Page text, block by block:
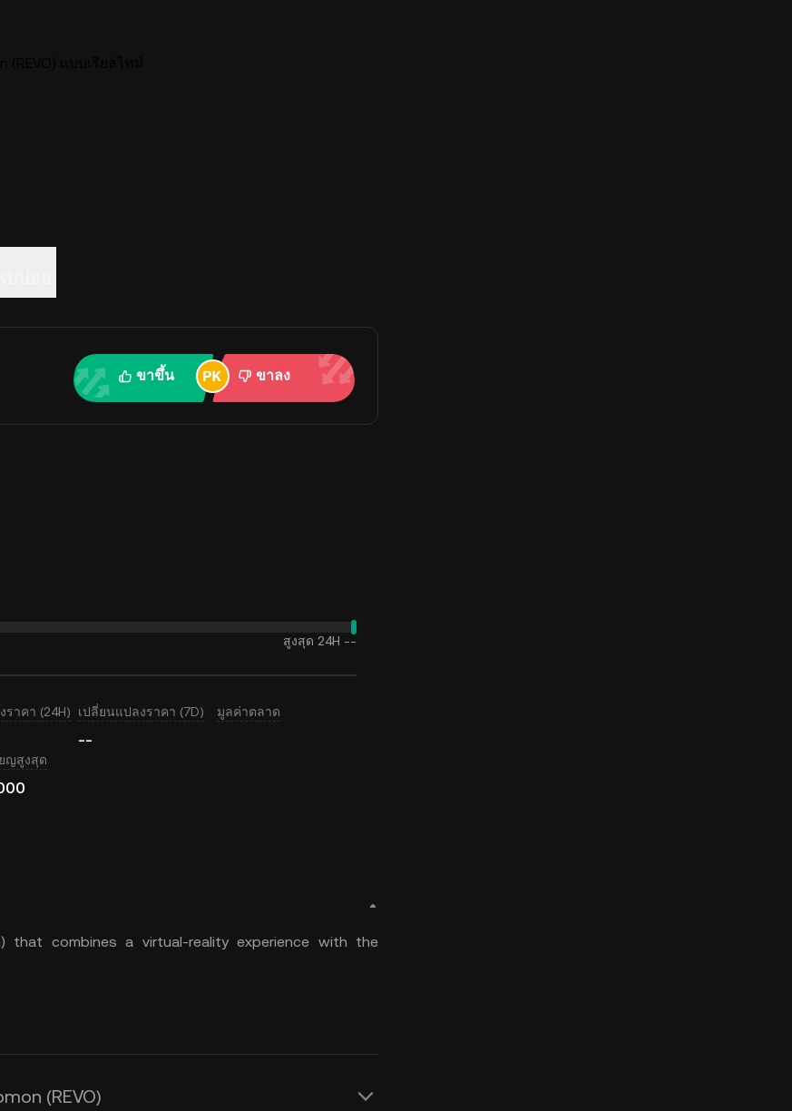
ขาขึ้น ขาลง
สูงสุด 24H --
ราคา (24H) เปลี่ยนแปลงราคา (7D)
--
มูลค่าตลาด
ญสูงสุด
that combines a virtual-reality experience with the
(REVO)